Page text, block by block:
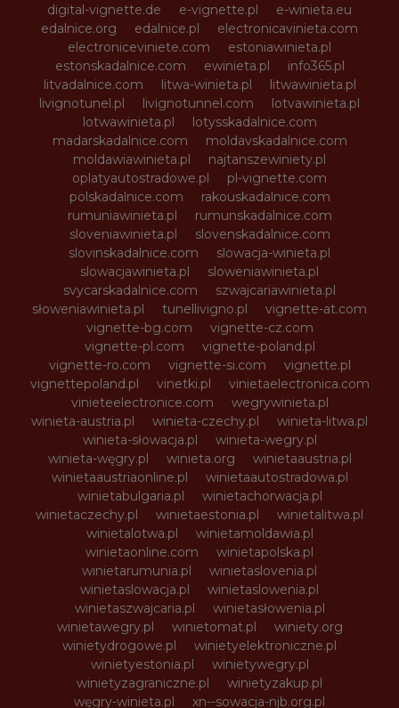
digital-vignette.de
e-vignette.pl
e-winieta.eu
edalnice.org
edalnice.pl
electronicavinieta.com
electroniceviniete.com
estoniawinieta.pl
estonskadalnice.com
ewinieta.pl
info365.pl
litvadalnice.com
litwa-winieta.pl
litwawinieta.pl
livignotunel.pl
livignotunnel.com
lotvawinieta.pl
lotwawinieta.pl
lotysskadalnice.com
madarskadalnice.com
moldavskadalnice.com
moldawiawinieta.pl
najtanszewiniety.pl
oplatyautostradowe.pl
pl-vignette.com
polskadalnice.com
rakouskadalnice.com
rumuniawinieta.pl
rumunskadalnice.com
sloveniawinieta.pl
slovenskadalnice.com
slovinskadalnice.com
slowacja-winieta.pl
slowacjawinieta.pl
sloweniawinieta.pl
svycarskadalnice.com
szwajcariawinieta.pl
słoweniawinieta.pl
tunellivigno.pl
vignette-at.com
vignette-bg.com
vignette-cz.com
vignette-pl.com
vignette-poland.pl
vignette-ro.com
vignette-si.com
vignette.pl
vignettepoland.pl
vinetki.pl
vinietaelectronica.com
vinieteelectronice.com
wegrywinieta.pl
winieta-austria.pl
winieta-czechy.pl
winieta-litwa.pl
winieta-słowacja.pl
winieta-wegry.pl
winieta-węgry.pl
winieta.org
winietaaustria.pl
winietaaustriaonline.pl
winietaautostradowa.pl
winietabulgaria.pl
winietachorwacja.pl
winietaczechy.pl
winietaestonia.pl
winietalitwa.pl
winietalotwa.pl
winietamoldawia.pl
winietaonline.com
winietapolska.pl
winietarumunia.pl
winietaslovenia.pl
winietaslowacja.pl
winietaslowenia.pl
winietaszwajcaria.pl
winietasłowenia.pl
winietawegry.pl
winietomat.pl
winiety.org
winietydrogowe.pl
winietyelektroniczne.pl
winietyestonia.pl
winietywegry.pl
winietyzagraniczne.pl
winietyzakup.pl
węgry-winieta.pl
xn--sowacja-njb.org.pl